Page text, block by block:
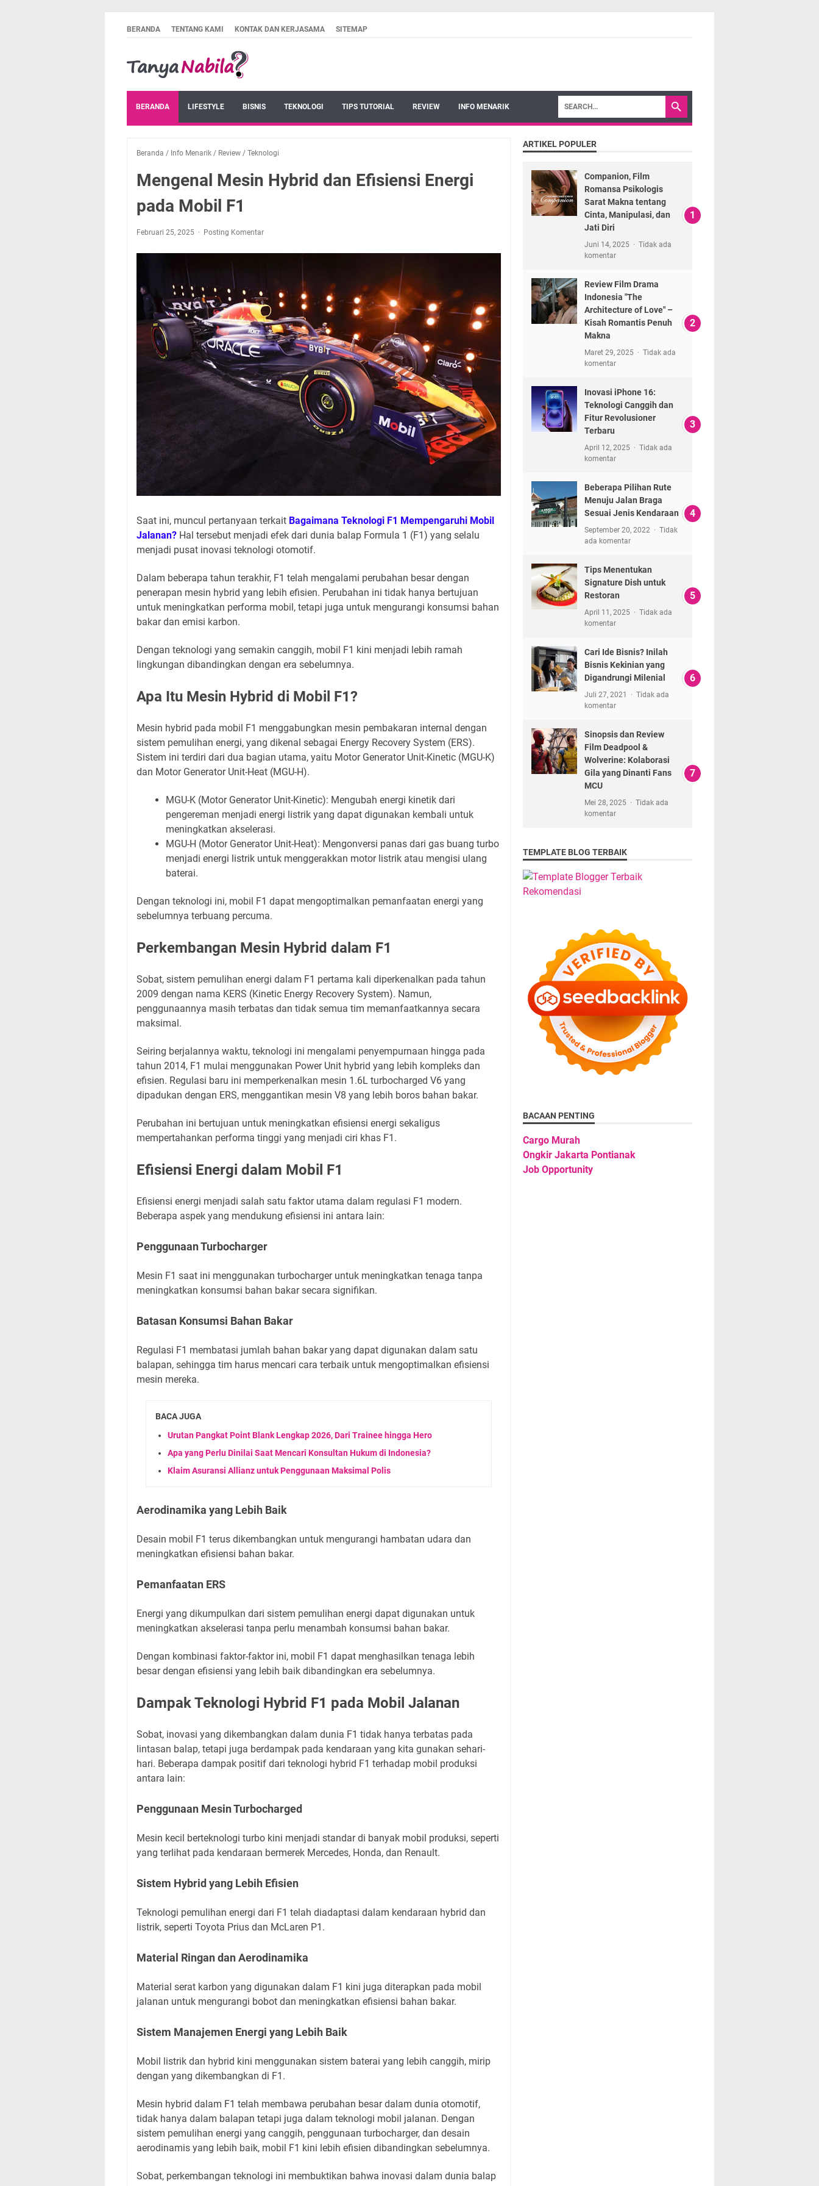
BERANDA TENTANG KAMI KONTAK DAN KERJASAMA SITEMAP
BERANDA LIFESTYLE BISNIS TEKNOLOGI TIPS TUTORIAL REVIEW INFO MENARIK
Beranda / Info Menarik / Review / Teknologi
Mengenal Mesin Hybrid dan Efisiensi Energi
pada Mobil F1
Februari 25, 2025 Posting Komentar
Saat ini, muncul pertanyaan terkait Bagaimana Teknologi F1 Mempengaruhi Mobil
Jalanan? Hal tersebut menjadi efek dari dunia balap Formula 1 (F1) yang selalu
menjadi pusat inovasi teknologi otomotif.
Dalam beberapa tahun terakhir, F1 telah mengalami perubahan besar dengan
penerapan mesin hybrid yang lebih efisien. Perubahan ini tidak hanya bertujuan
untuk meningkatkan performa mobil, tetapi juga untuk mengurangi konsumsi bahan
bakar dan emisi karbon.
Dengan teknologi yang semakin canggih, mobil F1 kini menjadi lebih ramah
lingkungan dibandingkan dengan era sebelumnya.
Apa Itu Mesin Hybrid di Mobil F1?
Mesin hybrid pada mobil F1 menggabungkan mesin pembakaran internal dengan
sistem pemulihan energi, yang dikenal sebagai Energy Recovery System (ERS).
Sistem ini terdiri dari dua bagian utama, yaitu Motor Generator Unit-Kinetic (MGU-K)
dan Motor Generator Unit-Heat (MGU-H).
MGU-K (Motor Generator Unit-Kinetic): Mengubah energi kinetik dari
pengereman menjadi energi listrik yang dapat digunakan kembali untuk
meningkatkan akselerasi.
MGU-H (Motor Generator Unit-Heat): Mengonversi panas dari gas buang turbo
menjadi energi listrik untuk menggerakkan motor listrik atau mengisi ulang
baterai.
Dengan teknologi ini, mobil F1 dapat mengoptimalkan pemanfaatan energi yang
sebelumnya terbuang percuma.
Perkembangan Mesin Hybrid dalam F1
Sobat, sistem pemulihan energi dalam F1 pertama kali diperkenalkan pada tahun
2009 dengan nama KERS (Kinetic Energy Recovery System). Namun,
penggunaannya masih terbatas dan tidak semua tim memanfaatkannya secara
maksimal.
Seiring berjalannya waktu, teknologi ini mengalami penyempurnaan hingga pada
tahun 2014, F1 mulai menggunakan Power Unit hybrid yang lebih kompleks dan
efisien. Regulasi baru ini memperkenalkan mesin 1.6L turbocharged V6 yang
dipadukan dengan ERS, menggantikan mesin V8 yang lebih boros bahan bakar.
Perubahan ini bertujuan untuk meningkatkan efisiensi energi sekaligus
mempertahankan performa tinggi yang menjadi ciri khas F1.
Efisiensi Energi dalam Mobil F1
Efisiensi energi menjadi salah satu faktor utama dalam regulasi F1 modern.
Beberapa aspek yang mendukung efisiensi ini antara lain:
Penggunaan Turbocharger
Mesin F1 saat ini menggunakan turbocharger untuk meningkatkan tenaga tanpa
meningkatkan konsumsi bahan bakar secara signifikan.
Batasan Konsumsi Bahan Bakar
Regulasi F1 membatasi jumlah bahan bakar yang dapat digunakan dalam satu
balapan, sehingga tim harus mencari cara terbaik untuk mengoptimalkan efisiensi
mesin mereka.
BACA JUGA
Urutan Pangkat Point Blank Lengkap 2026, Dari Trainee hingga Hero
Apa yang Perlu Dinilai Saat Mencari Konsultan Hukum di Indonesia?
Klaim Asuransi Allianz untuk Penggunaan Maksimal Polis
Aerodinamika yang Lebih Baik
Desain mobil F1 terus dikembangkan untuk mengurangi hambatan udara dan
meningkatkan efisiensi bahan bakar.
Pemanfaatan ERS
Energi yang dikumpulkan dari sistem pemulihan energi dapat digunakan untuk
meningkatkan akselerasi tanpa perlu menambah konsumsi bahan bakar.
Dengan kombinasi faktor-faktor ini, mobil F1 dapat menghasilkan tenaga lebih
besar dengan efisiensi yang lebih baik dibandingkan era sebelumnya.
Dampak Teknologi Hybrid F1 pada Mobil Jalanan
Sobat, inovasi yang dikembangkan dalam dunia F1 tidak hanya terbatas pada
lintasan balap, tetapi juga berdampak pada kendaraan yang kita gunakan sehari-
hari. Beberapa dampak positif dari teknologi hybrid F1 terhadap mobil produksi
antara lain:
Penggunaan Mesin Turbocharged
Mesin kecil berteknologi turbo kini menjadi standar di banyak mobil produksi, seperti
yang terlihat pada kendaraan bermerek Mercedes, Honda, dan Renault.
Sistem Hybrid yang Lebih Efisien
Teknologi pemulihan energi dari F1 telah diadaptasi dalam kendaraan hybrid dan
listrik, seperti Toyota Prius dan McLaren P1.
Material Ringan dan Aerodinamika
Material serat karbon yang digunakan dalam F1 kini juga diterapkan pada mobil
jalanan untuk mengurangi bobot dan meningkatkan efisiensi bahan bakar.
Sistem Manajemen Energi yang Lebih Baik
Mobil listrik dan hybrid kini menggunakan sistem baterai yang lebih canggih, mirip
dengan yang dikembangkan di F1.
Mesin hybrid dalam F1 telah membawa perubahan besar dalam dunia otomotif,
tidak hanya dalam balapan tetapi juga dalam teknologi mobil jalanan. Dengan
sistem pemulihan energi yang canggih, penggunaan turbocharger, dan desain
aerodinamis yang lebih baik, mobil F1 kini lebih efisien dibandingkan sebelumnya.
Sobat, perkembangan teknologi ini membuktikan bahwa inovasi dalam dunia balap
ARTIKEL POPULER
Companion, Film
Romansa Psikologis
Sarat Makna tentang
Cinta, Manipulasi, dan
Jati Diri
Juni 14, 2025
Tidak ada
komentar
Review Film Drama
Indonesia "The
Architecture of Love" –
Kisah Romantis Penuh
Makna
Maret 29, 2025
Tidak ada
komentar
Inovasi iPhone 16:
Teknologi Canggih dan
Fitur Revolusioner
Terbaru
April 12, 2025
Tidak ada
komentar
Beberapa Pilihan Rute
Menuju Jalan Braga
Sesuai Jenis Kendaraan
September 20, 2022
Tidak
ada komentar
Tips Menentukan
Signature Dish untuk
Restoran
April 11, 2025
Tidak ada
komentar
Cari Ide Bisnis? Inilah
Bisnis Kekinian yang
Digandrungi Milenial
Juli 27, 2021
Tidak ada
komentar
Sinopsis dan Review
Film Deadpool &
Wolverine: Kolaborasi
Gila yang Dinanti Fans
MCU
Mei 28, 2025
Tidak ada
komentar
TEMPLATE BLOG TERBAIK
BACAAN PENTING
Cargo Murah
Ongkir Jakarta Pontianak
Job Opportunity